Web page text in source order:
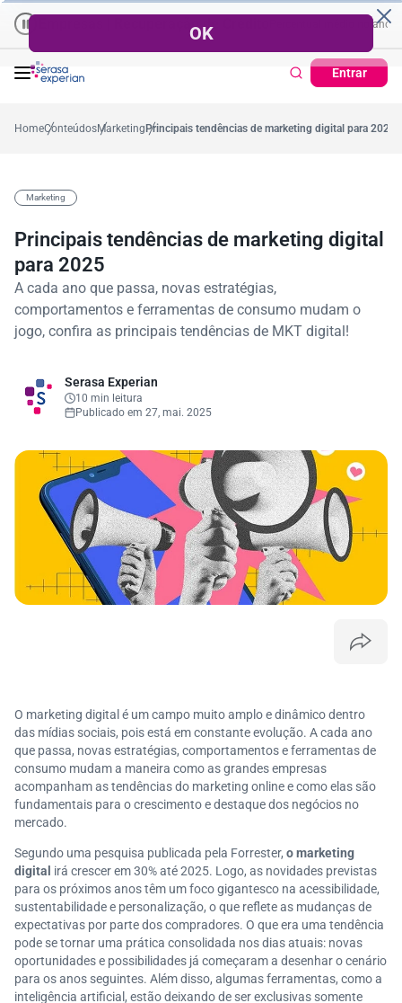
| Recuperação de Crédito 38,7%
Entrar
57,2% Cartão de Crédito | Cadastro
HomeConteúdosMarketing Principais tendências de marketing digital para 2025
Marketing
Principais tendências de marketing digital
para 2025
A cada ano que passa, novas estratégias,
comportamentos e ferramentas de consumo mudam o
jogo, confira as principais tendências de MKT digital!
Serasa Experian
10 min leitura
Publicado em 27, mai. 2025
O marketing digital é um campo muito amplo e dinâmico dentro
das mídias sociais, pois está em constante evolução. A cada ano
que passa, novas estratégias, comportamentos e ferramentas de
consumo mudam a maneira como as grandes empresas
acompanham as tendências do marketing online e como elas são
fundamentais para o crescimento e destaque dos negócios no
mercado.
Segundo uma pesquisa publicada pela Forrester, o marketing
digital irá crescer em 30% até 2025. Logo, as novidades previstas
para os próximos anos têm um foco gigantesco na acessibilidade,
sustentabilidade e personalização, o que reflete as mudanças de
expectativas por parte dos compradores. O que era uma tendência
pode se tornar uma prática consolidada nos dias atuais: novas
oportunidades e possibilidades já começaram a desenhar o cenário
para os anos seguintes. Além disso, algumas ferramentas, como a
inteligência artificial, estão deixando de ser exclusivas somente